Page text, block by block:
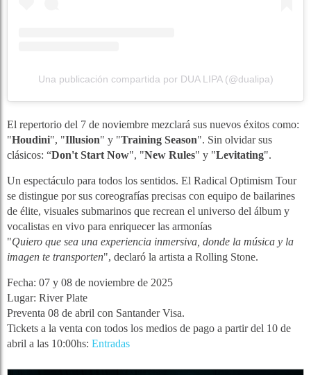
Una publicación compartida por DUA LIPA (@dualipa)
El repertorio del 7 de noviembre mezclará sus nuevos éxitos como:
"Houdini", "Illusion" y "Training Season". Sin olvidar sus
clásicos: “Don't Start Now", "New Rules" y "Levitating".
Un espectáculo para todos los sentidos. El Radical Optimism Tour
se distingue por sus coreografías precisas con equipo de bailarines
de élite, visuales submarinos que recrean el universo del álbum y
vocalistas en vivo para enriquecer las armonías
"Quiero que sea una experiencia inmersiva, donde la música y la
imagen te transporten", declaró la artista a Rolling Stone.
Fecha: 07 y 08 de noviembre de 2025
Lugar: River Plate
Preventa 08 de abril con Santander Visa.
Tickets a la venta con todos los medios de pago a partir del 10 de
abril a las 10:00hs: Entradas